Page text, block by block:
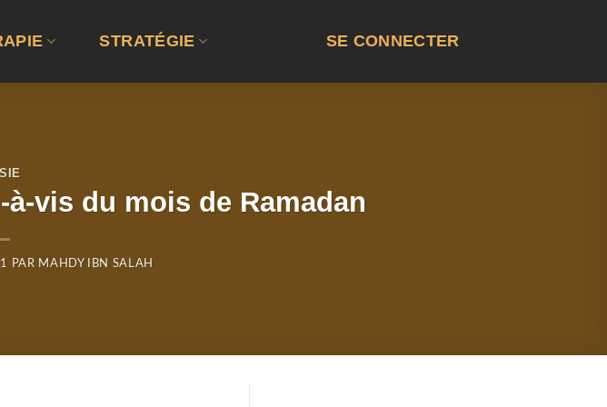
STRATÉGIE SE CONNECTER
à-vis du mois de Ramadan
PAR MAHDY IBN SALAH